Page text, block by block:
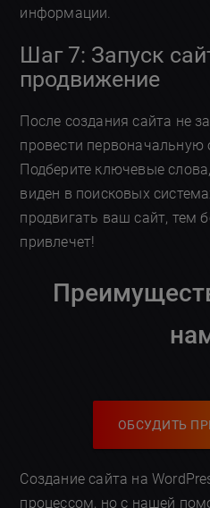
информации.
Шаг 7: Запуск
продвижение
После создания сайта не
провести первоначальную
Подберите ключевые
виден в поисковых
продвигать ваш сайт, тем
привлечет!
ОБСУДИТЬ
Создание сайта на
процессом, но с нашей